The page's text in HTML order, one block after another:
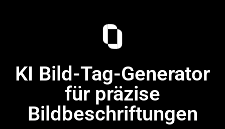
KI Bild-Tag-Generator
für präzise
Bildbeschriftungen